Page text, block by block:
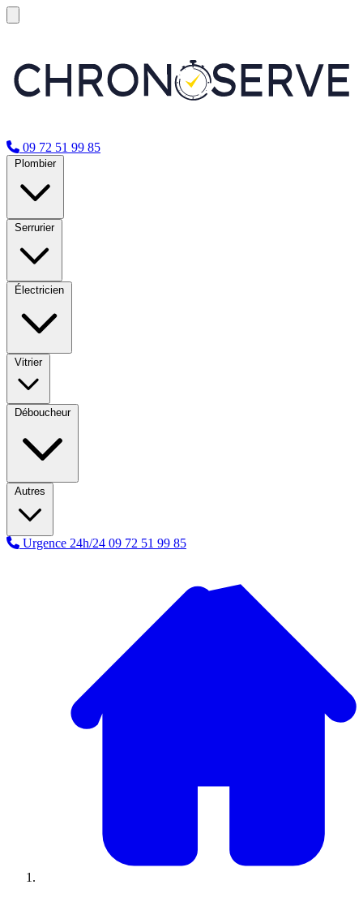
09 72 51 99 85
Plombier
Serrurier
Électricien
Vitrier
Déboucheur
Autres
Urgence 24h/24 09 72 51 99 85